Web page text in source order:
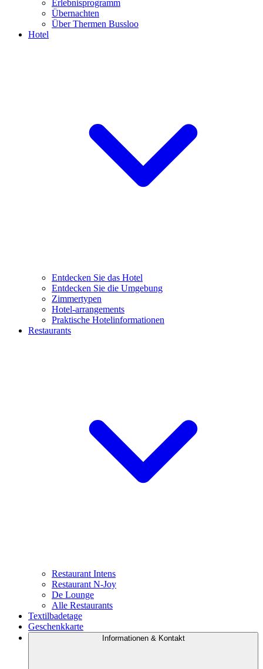
Erlebnisprogramm
Übernachten
Über Thermen Bussloo
Hotel
Entdecken Sie das Hotel
Entdecken Sie die Umgebung
Zimmertypen
Hotel-arrangements
Praktische Hotelinformationen
Restaurants
Restaurant Intens
Restaurant N-Joy
De Lounge
Alle Restaurants
Textilbadetage
Geschenkkarte
Informationen & Kontakt